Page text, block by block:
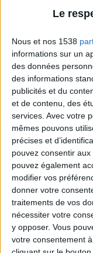
Le
Nous et nos 1538
informations sur un
des données
des informations
publicités et du
et de contenu, des
services. Avec votre
mêmes pouvons
précises et
pouvez consentir
pouvez également
modifier vos
donner votre
traitements de vos
nécessiter votre
y opposer. Vous
votre consentement
Moins de
5 kilos
Chaque
en participant
Jean-Michel
programme.